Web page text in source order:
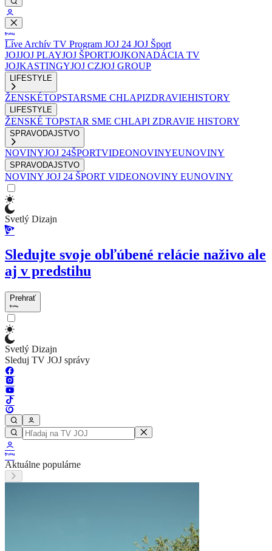
Live Archív TV Program JOJ 24 JOJ Šport
JOJJOJ PLAYJOJ ŠPORTJOJKONADÁCIA TV
JOJKASTINGYJOJ CZJOJ GROUP
LIFESTYLE
ŽENSKÉTOPSTARSME CHLAPIZDRAVIEHISTORY
LIFESTYLE
ŽENSKÉ TOPSTAR SME CHLAPI ZDRAVIE HISTORY
SPRAVODAJSTVO
NOVINYJOJ 24ŠPORTVIDEONOVINYEUNOVINY
SPRAVODAJSTVO
NOVINY JOJ 24 ŠPORT VIDEONOVINY EUNOVINY
Svetlý Dizajn
Sledujte svoje obľúbené relácie naživo ale
aj v predstihu
Prehrať
Svetlý Dizajn
Sleduj TV JOJ správy
Aktuálne populárne